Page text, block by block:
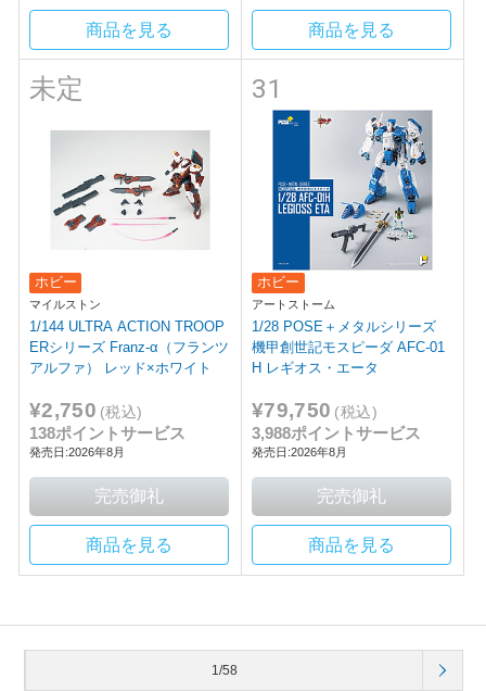
商品を見る 商品を見る
未定
ホビー
マイルストン
1/144 ULTRA ACTION TROOP
ERシリーズ Franz-α（フランツ
アルファ） レッド×ホワイト
¥2,750 (税込)
138ポイントサービス
発売日:2026年8月
商品を見る
31
ホビー
アートストーム
1/28 POSE＋メタルシリーズ
機甲創世記モスピーダ AFC-01
H レギオス・エータ
¥79,750 (税込)
3,988ポイントサービス
発売日:2026年8月
商品を見る
1/58